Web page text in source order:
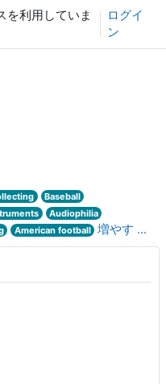
を利用していま
ログイ
ン
Baseball
Audiophilia
American football 増やす ...